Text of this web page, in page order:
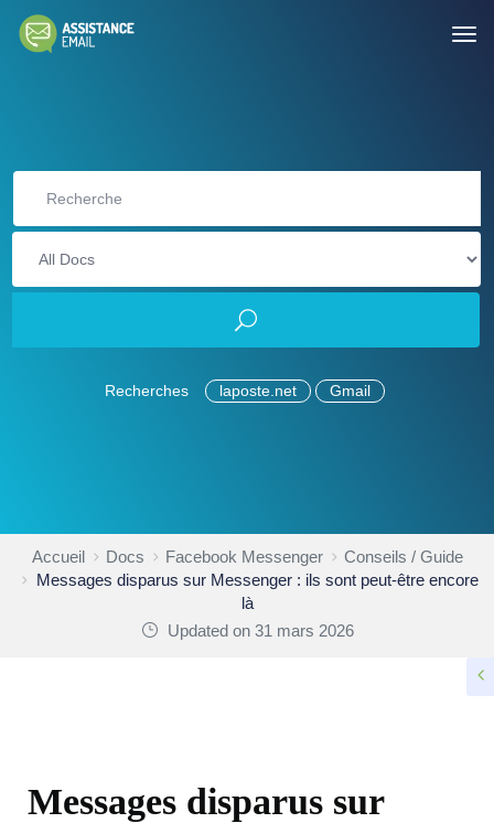
Recherches laposte.net Gmail
Accueil Docs Facebook Messenger
Conseils / Guide
Messages disparus sur Messenger : ils sont peut-être encore
là
Updated on 31 mars 2026
Messages disparus sur